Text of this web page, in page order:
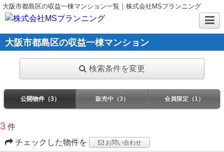
大阪市都島区の収益一棟マンション一覧｜株式会社MSプランニング
大阪市都島区の収益一棟マンション
検索条件を変更
公開物件（3） 販売中（3） 会員限定（1）
3 件
チェックした物件を
お問い合わせ